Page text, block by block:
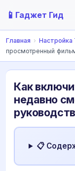
📱 Гаджет Гид
Главная › Настройка
просмотренный
Как
недавно
📋